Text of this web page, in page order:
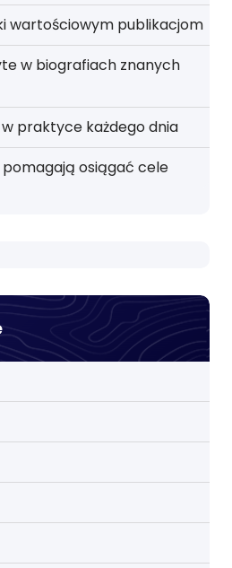
wartościowym publikacjom
w biografiach znanych
praktyce każdego dnia
pomagają osiągać cele